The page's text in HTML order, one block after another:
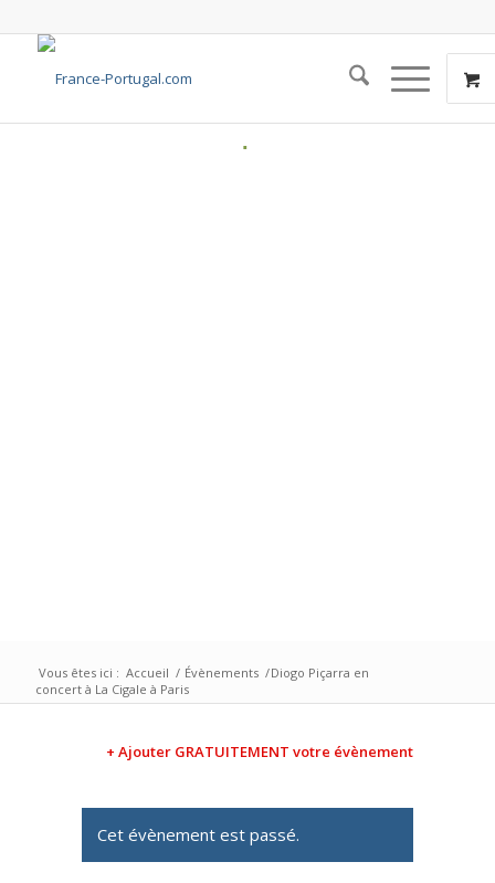
Vous êtes ici : Accueil / Évènements /Diogo Piçarra en
concert à La Cigale à Paris
+ Ajouter GRATUITEMENT votre évènement
Cet évènement est passé.